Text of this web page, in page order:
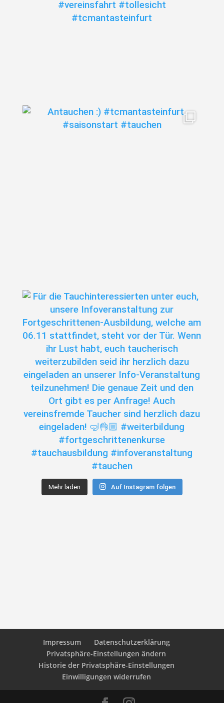
Mehr laden Auf Instagram folgen
Impressum
Datenschutzerklärung
Privatsphäre-Einstellungen ändern
Historie der Privatsphäre-Einstellungen
Einwilligungen widerrufen